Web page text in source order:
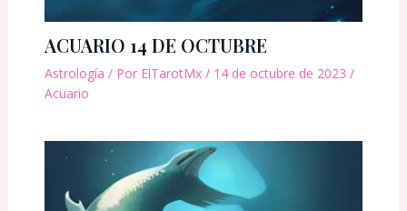
ACUARIO 14 DE OCTUBRE
Astrología / Por ElTarotMx / 14 de octubre de 2023 /
Acuario